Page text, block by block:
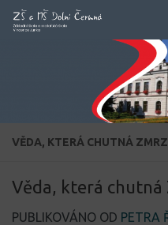
Skip to content
VĚDA, KTERÁ CHUTNÁ
Věda, která
PUBLIKOVÁNO OD PETRA